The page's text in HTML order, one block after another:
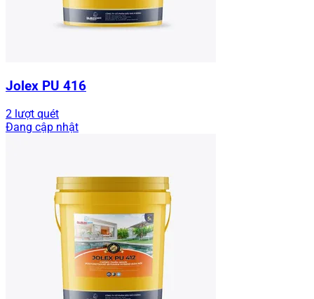
Jolex PU 416
2 lượt quét
Đang cập nhật